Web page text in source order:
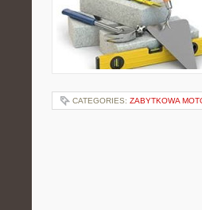
CATEGORIES: ZABYTKOWA